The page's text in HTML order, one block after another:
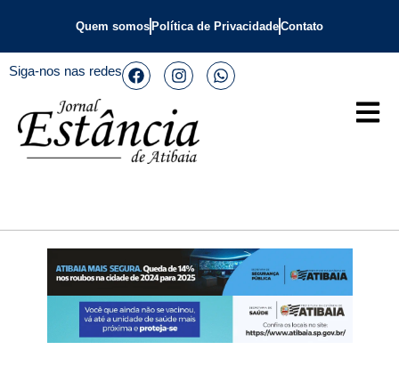
Quem somos Política de PrivacidadeContato
Siga-nos nas redes